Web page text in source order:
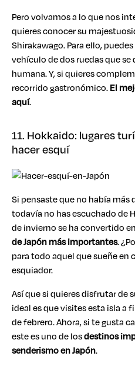
Pero volvamos a lo que nos
quieres conocer su
Shirakawago. Para ello,
vehículo de dos ruedas que
humana. Y, si quieres
recorrido gastronómico.El
aquí.
11. Hokkaido: lugares
hacer esquí
Si pensaste que no había más
todavía no has escuchado de
de invierno se ha convertido
de Japón más importantes.
para todo aquel que sueñe en
esquiador.
Así que si quieres disfrutar de
ideal es que visites esta isla a
de febrero. Ahora, si te gusta
este es uno de losdestinos
senderismo en Japón.